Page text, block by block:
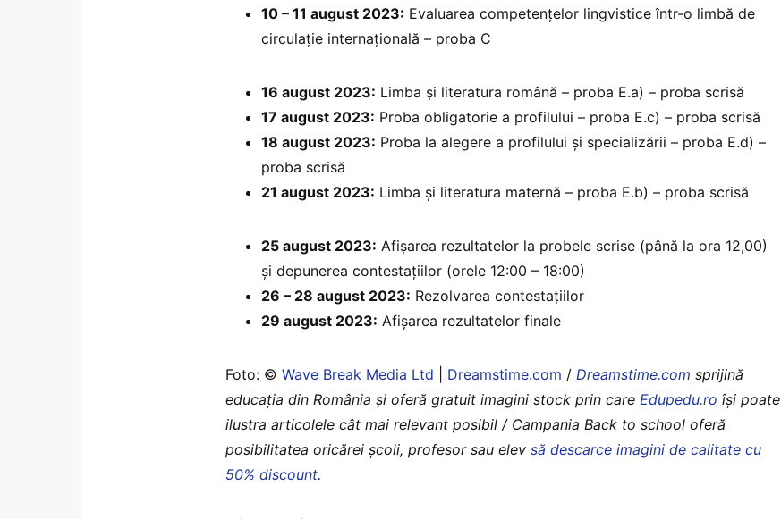
10 – 11 august 2023: Evaluarea competențelor lingvistice într-o limbă de
circulație internațională – proba C
16 august 2023: Limba și literatura română – proba E.a) – proba scrisă
17 august 2023: Proba obligatorie a profilului – proba E.c) – proba scrisă
18 august 2023: Proba la alegere a profilului și specializării – proba E.d) –
proba scrisă
21 august 2023: Limba și literatura maternă – proba E.b) – proba scrisă
25 august 2023: Afișarea rezultatelor la probele scrise (până la ora 12,00)
și depunerea contestațiilor (orele 12:00 – 18:00)
26 – 28 august 2023: Rezolvarea contestațiilor
29 august 2023: Afișarea rezultatelor finale
Foto: © Wave Break Media Ltd Dreamstime.com / Dreamstime.com sprijină
educaţia din România şi oferă gratuit imagini stock prin care Edupedu.ro îşi poate
ilustra articolele cât mai relevant posibil / Campania Back to school oferă
posibilitatea oricărei școli, profesor sau elev să descarce imagini de calitate cu
50% discount.